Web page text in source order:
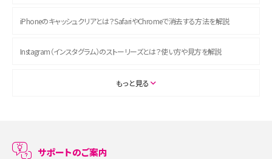
iPhoneのキャッシュクリアとは？SafariやChromeで消去する方法を解説
Instagram（インスタグラム）のストーリーズとは？使い方や見方を解説
ASMRとは？初心者向けの代表ジャンルや楽しみ方を解説
LINEで友だちを削除する方法は？方法ごとの影響や復活・復元する方法も解説
もっと見る
サポートのご案内